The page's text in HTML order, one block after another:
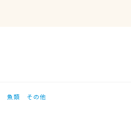
魚類 その他